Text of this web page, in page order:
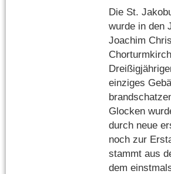
Die St.
wurde in den
Joachim
einziges
Glocken
durch neue
noch zur
stammt aus
dem